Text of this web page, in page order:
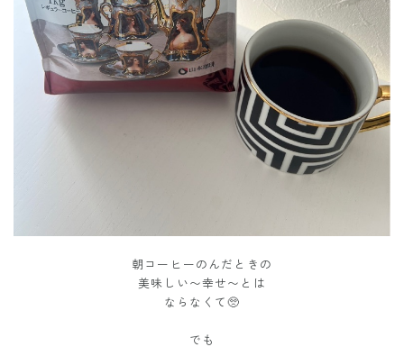
朝コーヒーのんだときの
美味しい〜幸せ〜とは
ならなくて🥺
でも